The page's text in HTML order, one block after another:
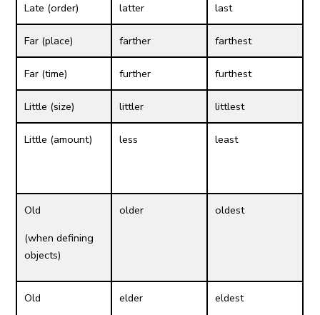
Late (order) latter last
Far (place) farther farthest
Far (time) further furthest
Little (size) littler littlest
Little (amount) less least
Old
(when defining
objects)
older oldest
Old elder eldest